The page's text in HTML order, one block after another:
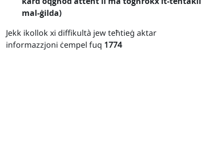
mal-ġilda)
Jekk ikollok xi diffikultà jew teħtieġ aktar
informazzjoni ċempel fuq 1774